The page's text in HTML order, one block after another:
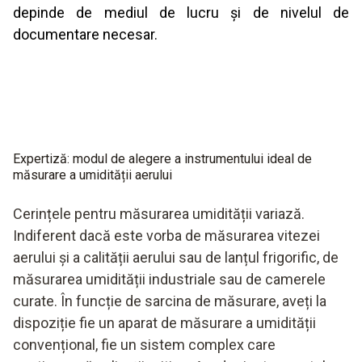
depinde de mediul de lucru și de nivelul de
documentare necesar.
Expertiză: modul de alegere a instrumentului ideal de
măsurare a umidității aerului
Cerințele pentru măsurarea umidității variază.
Indiferent dacă este vorba de măsurarea vitezei
aerului și a calității aerului sau de lanțul frigorific, de
măsurarea umidității industriale sau de camerele
curate. În funcție de sarcina de măsurare, aveți la
dispoziție fie un aparat de măsurare a umidității
convențional, fie un sistem complex care